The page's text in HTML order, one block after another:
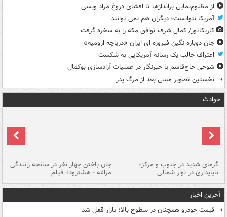
از مظلوم‌نمایی براندازها تا افشای دروغ مراد ویسی
آمریکا نتوانست؛ دیگران هم نمی توانند
کاریکاتور/ کمال شرف توافق مکه را به سخره گرفت
جان دوباره نگین فیروزه ای ایران «دریاچه ارومیه»
اعتراف جالب یک رسانه آمریکایی به شکست
شوخی حاج‌قاسم با خبرنگار در عملیات آزادسازی بوکمال
نخستین تصویر مسی بعد از مرگ پدر
حوادث
گرمای شدید در جنوب و مرکز؛
ناپایداری در نوار شمالی
جان باختن چهار نفر در سانحه رانندگی
مراغه - هشترود+ فیلم
آخرین اخبار
قیمت خودرو همچنان در سطوح بالا؛ بازار قفل شد